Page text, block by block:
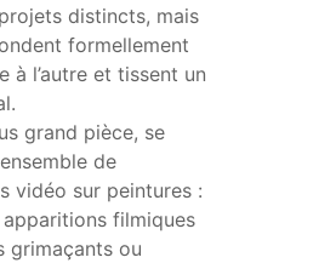
distincts, mais
formellement
à l’autre et tissent un
grand pièce, se
de
vidéo sur peintures :
filmiques
grimaçants ou